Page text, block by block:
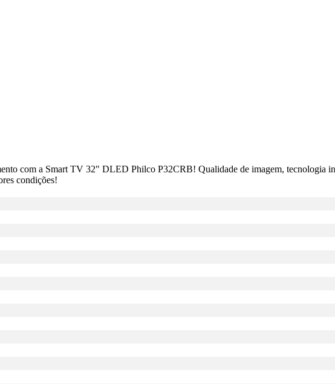
com a Smart TV 32" DLED Philco P32CRB! Qualidade de imagem, tecnologia
condições!